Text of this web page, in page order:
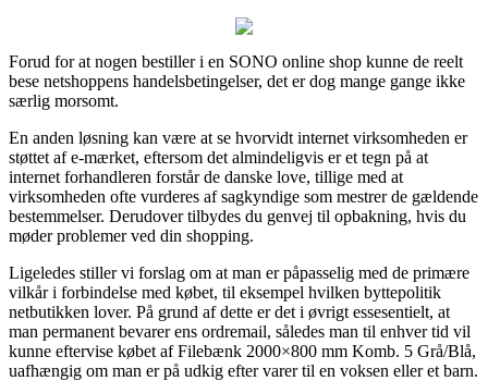
Forud for at nogen bestiller i en SONO online shop kunne de reelt
bese netshoppens handelsbetingelser, det er dog mange gange ikke
særlig morsomt.
En anden løsning kan være at se hvorvidt internet virksomheden er
støttet af e-mærket, eftersom det almindeligvis er et tegn på at
internet forhandleren forstår de danske love, tillige med at
virksomheden ofte vurderes af sagkyndige som mestrer de gældende
bestemmelser. Derudover tilbydes du genvej til opbakning, hvis du
møder problemer ved din shopping.
Ligeledes stiller vi forslag om at man er påpasselig med de primære
vilkår i forbindelse med købet, til eksempel hvilken byttepolitik
netbutikken lover. På grund af dette er det i øvrigt essesentielt, at
man permanent bevarer ens ordremail, således man til enhver tid vil
kunne eftervise købet af Filebænk 2000×800 mm Komb. 5 Grå/Blå,
uafhængig om man er på udkig efter varer til en voksen eller et barn.